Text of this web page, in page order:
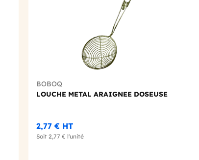
BOBOQ
LOUCHE METAL ARAIGNEE DOSEUSE
2,77 € HT
Soit 2,77 € l'unité